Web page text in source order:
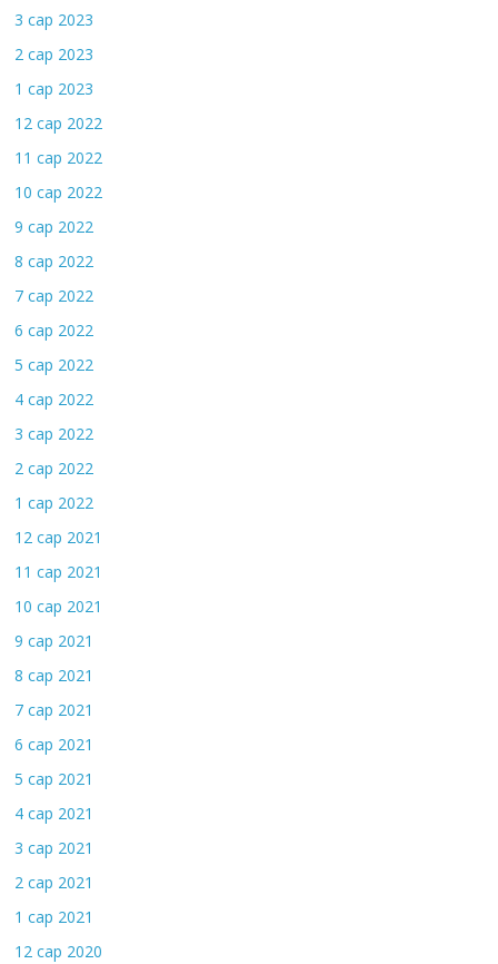
3 сар 2023
2 сар 2023
1 сар 2023
12 сар 2022
11 сар 2022
10 сар 2022
9 сар 2022
8 сар 2022
7 сар 2022
6 сар 2022
5 сар 2022
4 сар 2022
3 сар 2022
2 сар 2022
1 сар 2022
12 сар 2021
11 сар 2021
10 сар 2021
9 сар 2021
8 сар 2021
7 сар 2021
6 сар 2021
5 сар 2021
4 сар 2021
3 сар 2021
2 сар 2021
1 сар 2021
12 сар 2020